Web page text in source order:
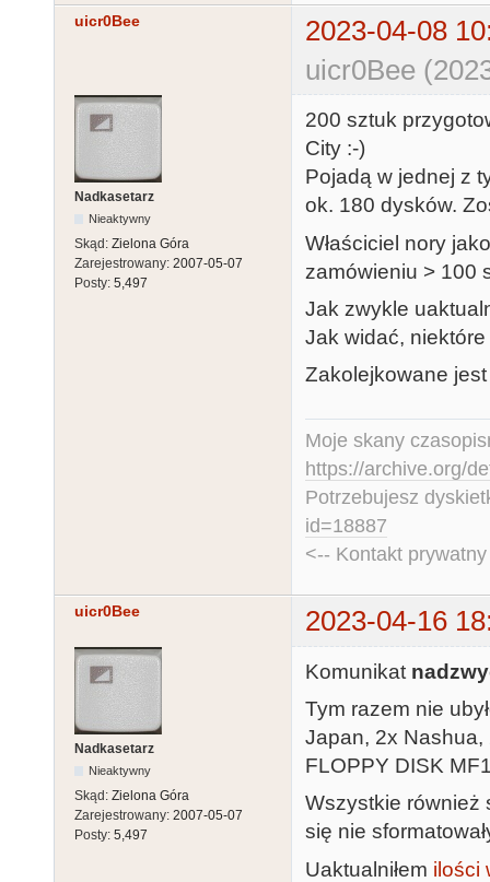
uicr0Bee
2023-04-08
uicr0Bee
Nadkasetarz
Nieaktywny
Skąd: Zielona Góra
Zarejestrowany: 2007-05-07
Posty: 5,497
200 sztuk
City :-)
Pojadą w jednej z
ok. 180 dysków.
Właściciel nory
zamówieniu > 100
Jak zwykle
Jak widać, niektóre
Zakolejkowane
Moje skany
https://archive.org/
Potrzebujesz
id=18887
<-- Kontakt
uicr0Bee 2023-04-16
Nadkasetarz
Nieaktywny
Skąd: Zielona Góra
Zarejestrowany: 2007-05-07
Posty: 5,497
Komunikat
Tym razem nie
Japan, 2x Nashua,
FLOPPY DISK
Wszystkie również
się nie
Uaktualniłem ilości